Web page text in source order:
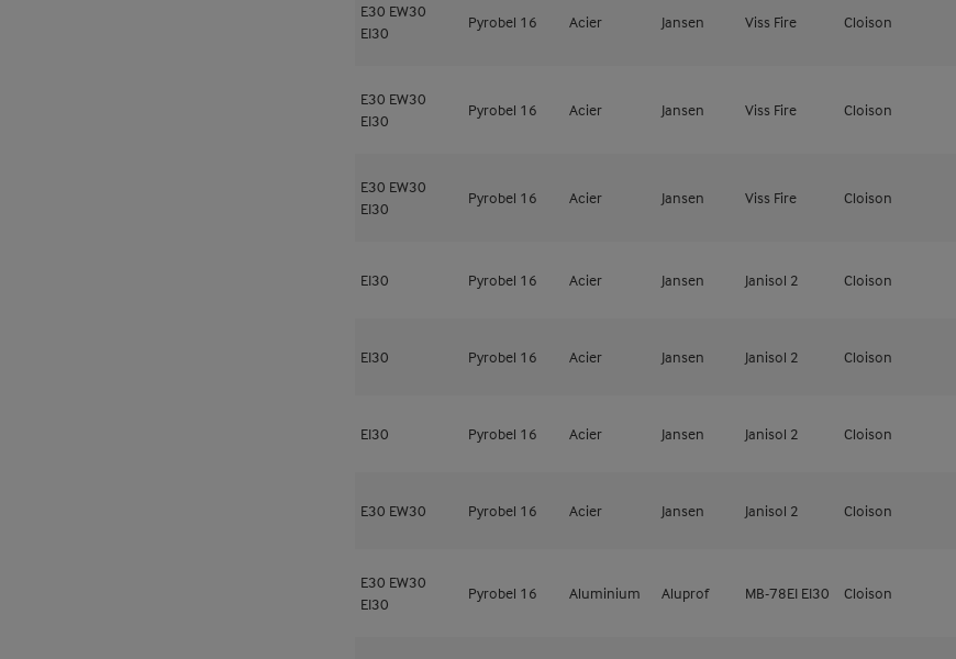
E30 EW30
EI30
Pyrobel 16 Acier Jansen Viss Fire Cloison
E30 EW30
EI30
Pyrobel 16 Acier Jansen Viss Fire Cloison
E30 EW30
EI30
Pyrobel 16 Acier Jansen Viss Fire Cloison
EI30 Pyrobel 16 Acier Jansen Janisol 2 Cloison
EI30 Pyrobel 16 Acier Jansen Janisol 2 Cloison
EI30 Pyrobel 16 Acier Jansen Janisol 2 Cloison
E30 EW30 Pyrobel 16 Acier Jansen Janisol 2 Cloison
E30 EW30
EI30
Pyrobel 16 Aluminium Aluprof MB-78EI EI30 Cloison